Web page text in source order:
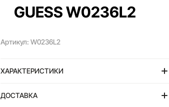
GUESS W0236L2
Артикул: W0236L2
ХАРАКТЕРИСТИКИ
ДОСТАВКА